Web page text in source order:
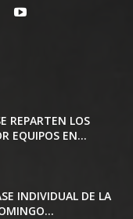
REPARTEN LOS
EQUIPOS EN...
INDIVIDUAL DE LA